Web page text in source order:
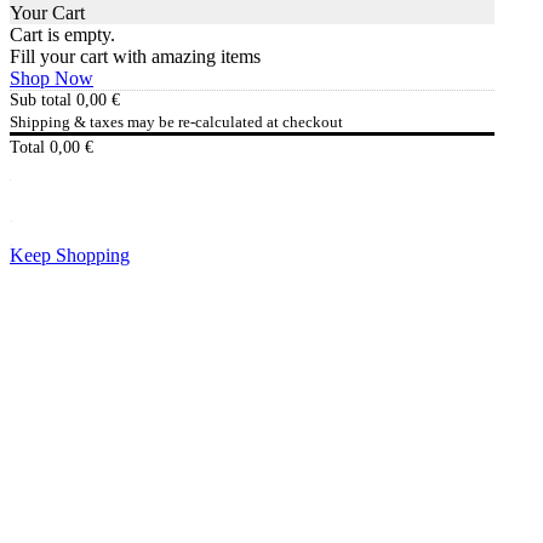
Your Cart
Cart is empty.
Fill your cart with amazing items
Shop Now
Sub total 0,00 €
Shipping & taxes may be re-calculated at checkout
Total 0,00 €
Keep Shopping